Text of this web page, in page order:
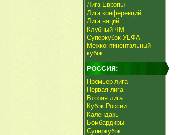
Лига Европы
Лига конференций
Лига наций
Клубный ЧМ
Суперкубок УЕФА
Межконтинентальный
кубок
РОССИЯ:
Премьер-лига
Первая лига
Вторая лига
Кубок России
Календарь
Бомбардиры
Суперкубок